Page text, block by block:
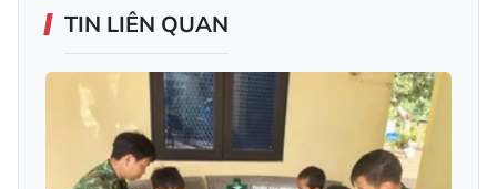
TIN LIÊN QUAN